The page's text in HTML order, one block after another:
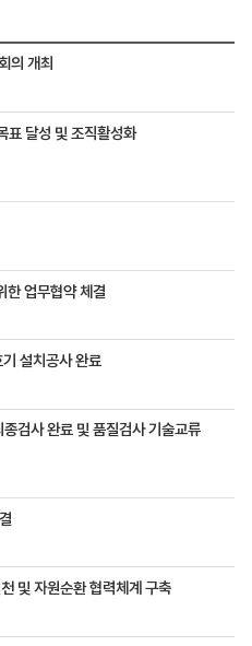
의 개최
표 달성 및 조직활성화
한 업무협약 체결
설치공사 완료
검사 완료 및 품질검사 기술교류
및 자원순환 협력체계 구축